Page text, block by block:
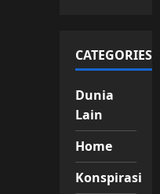
CATEGORIES
Dunia
Lain
Home
Konspirasi